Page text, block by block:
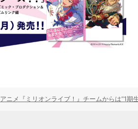
アニメ『ミリオンライブ！』チームからは“1